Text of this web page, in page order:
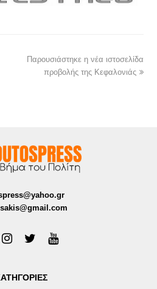
Παρουσιάστηκε η νέα ιστοσελίδα
προβολής της Κεφαλονιάς